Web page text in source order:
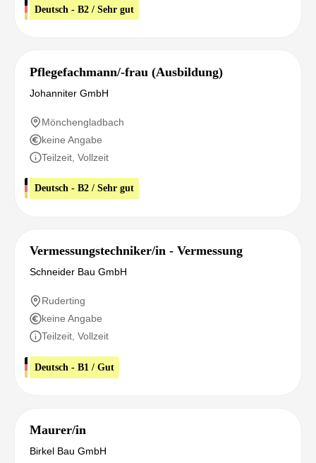
Deutsch - B2 / Sehr gut
Pflegefachmann/-frau (Ausbildung)
Johanniter GmbH
Mönchengladbach
keine Angabe
Teilzeit, Vollzeit
Deutsch - B2 / Sehr gut
Vermessungstechniker/in - Vermessung
Schneider Bau GmbH
Ruderting
keine Angabe
Teilzeit, Vollzeit
Deutsch - B1 / Gut
Maurer/in
Birkel Bau GmbH